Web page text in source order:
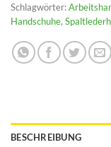
Schlagwörter:
Handschuhe,
BESCHREIBUNG